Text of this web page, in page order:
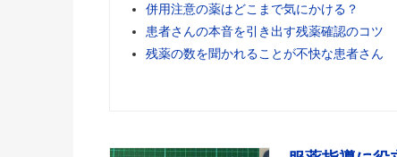
併用注意の薬はどこまで気にかける？
患者さんの本音を引き出す残薬確認のコツ
残薬の数を聞かれることが不快な患者さん